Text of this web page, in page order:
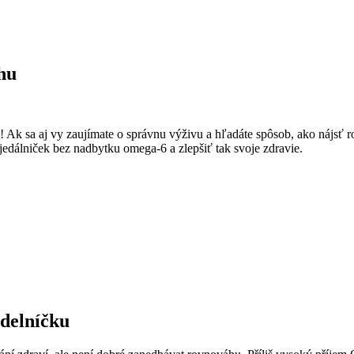
sa aj vy zaujímate o správnu výživu a hľadáte spôsob, ako nájsť
bez nadbytku omega-6 a zlepšiť tak svoje zdravie.